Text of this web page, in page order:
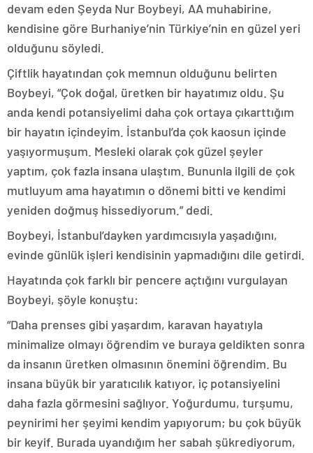
devam eden Şeyda Nur Boybeyi, AA muhabirine,
kendisine göre Burhaniye’nin Türkiye’nin en güzel yeri
olduğunu söyledi.
Çiftlik hayatından çok memnun olduğunu belirten
Boybeyi, “Çok doğal, üretken bir hayatımız oldu. Şu
anda kendi potansiyelimi daha çok ortaya çıkarttığım
bir hayatın içindeyim. İstanbul’da çok kaosun içinde
yaşıyormuşum. Mesleki olarak çok güzel şeyler
yaptım, çok fazla insana ulaştım. Bununla ilgili de çok
mutluyum ama hayatımın o dönemi bitti ve kendimi
yeniden doğmuş hissediyorum.” dedi.
Boybeyi, İstanbul’dayken yardımcısıyla yaşadığını,
evinde günlük işleri kendisinin yapmadığını dile getirdi.
Hayatında çok farklı bir pencere açtığını vurgulayan
Boybeyi, şöyle konuştu:
“Daha prenses gibi yaşardım, karavan hayatıyla
minimalize olmayı öğrendim ve buraya geldikten sonra
da insanın üretken olmasının önemini öğrendim. Bu
insana büyük bir yaratıcılık katıyor, iç potansiyelini
daha fazla görmesini sağlıyor. Yoğurdumu, turşumu,
peynirimi her şeyimi kendim yapıyorum; bu çok büyük
bir keyif. Burada uyandığım her sabah şükrediyorum,